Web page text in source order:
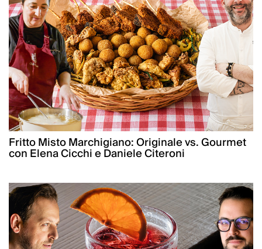
Fritto Misto Marchigiano: Originale vs. Gourmet
con Elena Cicchi e Daniele Citeroni